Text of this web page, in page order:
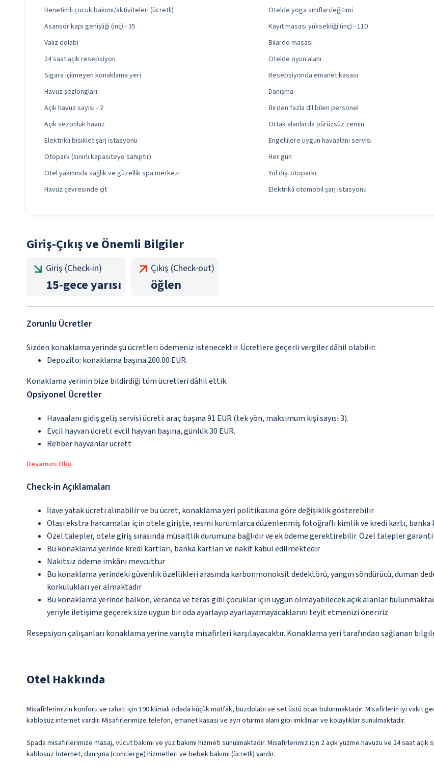
Denetimli çocuk bakımı/aktiviteleri (ücretli)
Otelde yoga sınıfları/eğitimi
Asansör kapı genişliği (inç) - 35
Kayıt masası yüksekliği (inç) - 110
Valiz dolabı
Bilardo masası
24 saat açık resepsiyon
Otelde oyun alanı
Sigara içilmeyen konaklama yeri
Resepsiyonda emanet kasası
Havuz şezlongları
Danışma
Açık havuz sayısı - 2
Birden fazla dil bilen personel
Açık sezonluk havuz
Ortak alanlarda pürüzsüz zemin
Elektrikli bisiklet şarj istasyonu
Engellilere uygun havaalanı servisi
Otopark (sınırlı kapasiteye sahiptir)
Her gün
Otel yakınında sağlık ve güzellik spa merkezi
Yol dışı otoparkı
Havuz çevresinde çit
Elektrikli otomobil şarj istasyonu
Giriş-Çıkış ve Önemli Bilgiler
Giriş (Check-in)
15-gece yarısı
Çıkış (Check-out)
öğlen
Zorunlu Ücretler
Sizden konaklama yerinde şu ücretleri ödemeniz istenecektir. Ücretlere geçerli vergiler dâhil olabilir:
Depozito: konaklama başına 200.00 EUR.
Konaklama yerinin bize bildirdiği tüm ücretleri dâhil ettik.
Opsiyonel Ücretler
Havaalanı gidiş geliş servisi ücreti: araç başına 91 EUR (tek yön, maksimum kişi sayısı 3).
Evcil hayvan ücreti: evcil hayvan başına, günlük 30 EUR.
Rehber hayvanlar ücrett
Devamını Oku
Check-in Açıklamaları
İlave yatak ücreti alınabilir ve bu ücret, konaklama yeri politikasına göre değişiklik gösterebilir
Olası ekstra harcamalar için otele girişte, resmi kurumlarca düzenlenmiş fotoğraflı kimlik ve kredi kartı,
Özel talepler, otele giriş sırasında müsaitlik durumuna bağlıdır ve ek ödeme gerektirebilir. Özel talepler
Bu konaklama yerinde kredi kartları, banka kartları ve nakit kabul edilmektedir
Nakitsiz ödeme imkânı mevcuttur
Bu konaklama yerindeki güvenlik özellikleri arasında karbonmonoksit dedektörü, yangın söndürücü, duman
korkulukları yer almaktadır
Bu konaklama yerinde balkon, veranda ve teras gibi çocuklar için uygun olmayabilecek açık alanlar
yeriyle iletişime geçerek size uygun bir oda ayarlayıp ayarlayamayacaklarını teyit etmenizi öneririz
Resepsiyon çalışanları konaklama yerine varışta misafirleri karşılayacaktır. Konaklama yeri tarafından sağlanan
Otel Hakkında
Misafirlerimizin konforu ve rahatı için 190 klimalı odada küçük mutfak, buzdolabı ve set üstü ocak bulunmaktadır. Misafirlerin iyi vakit
kablosuz internet vardır. Misafirlerimize telefon, emanet kasası ve ayrı oturma alanı gibi imkânlar ve kolaylıklar sunulmaktadır.
Spada misafirlerimize masaj, vücut bakımı ve yüz bakımı hizmeti sunulmaktadır. Misafirlerimiz için 2 açık yüzme havuzu ve 24 saat
kablosuz İnternet, danışma (concierge) hizmetleri ve bebek bakımı (ücretli) vardır.